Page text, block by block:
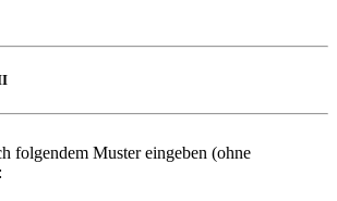
folgendem Muster eingeben (ohne